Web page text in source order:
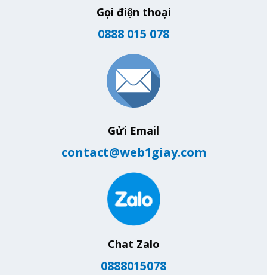
Gọi điện thoại
0888 015 078
Gửi Email
contact@web1giay.com
Chat Zalo
0888015078